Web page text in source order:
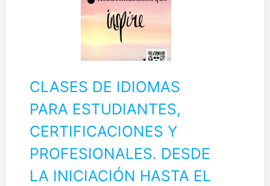
CLASES DE IDIOMAS
PARA ESTUDIANTES,
CERTIFICACIONES Y
PROFESIONALES. DESDE
LA INICIACIÓN HASTA EL